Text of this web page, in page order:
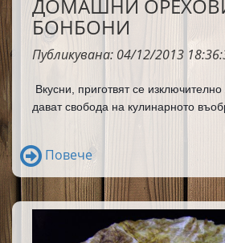
ДОМАШНИ
БОНБОНИ
Публикувана: 04/12/2013
Вкусни, приготвят се
дават свобода на кулинарното
Повече